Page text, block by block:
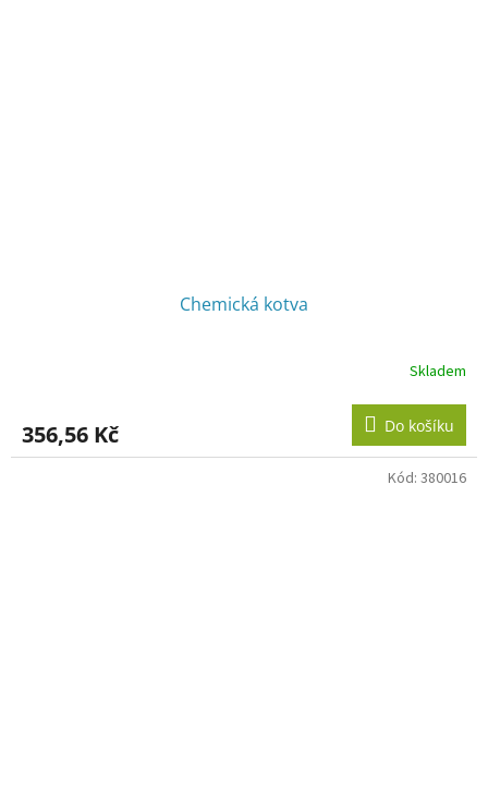
Chemická kotva
Skladem
356,56 Kč Do košíku
Kód: 380016